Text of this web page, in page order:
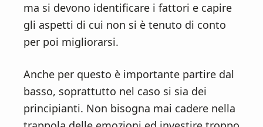
ma si devono identificare i fattori e capire
gli aspetti di cui non si è tenuto di conto
per poi migliorarsi.
Anche per questo è importante partire dal
basso, soprattutto nel caso si sia dei
principianti. Non bisogna mai cadere nella